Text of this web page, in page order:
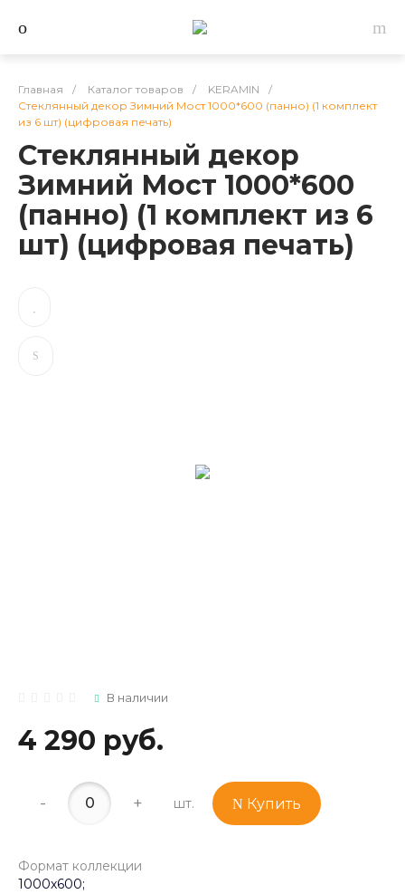
Главная / Каталог товаров / KERAMIN
/
Стеклянный декор Зимний Мост 1000*600 (панно) (1 комплект
из 6 шт) (цифровая печать)
Стеклянный декор
Зимний Мост 1000*600
(панно) (1 комплект из 6
шт) (цифровая печать)
В наличии
4 290 руб.
- + шт. Купить
Формат коллекции
1000х600;